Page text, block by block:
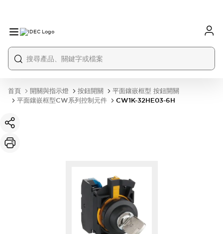
首頁 開關與指示燈 按鈕開關
平面鑲嵌框型 按鈕開關
平面鑲嵌框型CW系列控制元件
CW1K-32HE03-6H